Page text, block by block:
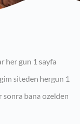
her gun 1 sayfa
siteden hergun 1
bana ozelden